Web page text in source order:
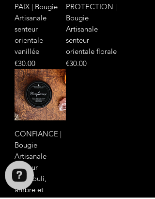
PAIX | Bougie
Artisanale
senteur
orientale
vanillée
Price
€30.00
PROTECTION |
Bougie
Artisanale
senteur
orientale florale
Price
€30.00
CONFIANCE |
Bougie
Artisanale
senteur
patchouli,
ambre et